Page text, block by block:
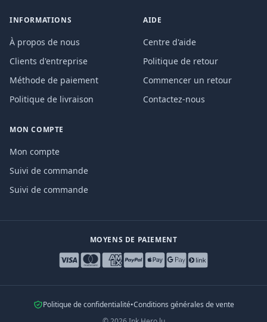
INFORMATIONS
À propos de nous
Clients d'entreprise
Méthode de paiement
Politique de livraison
AIDE
Centre d'aide
Politique de retour
Commencer un retour
Contactez-nous
MON COMPTE
Mon compte
Suivi de commande
Suivi de commande
MOYENS DE PAIEMENT
Politique de confidentialité•Conditions générales de vente